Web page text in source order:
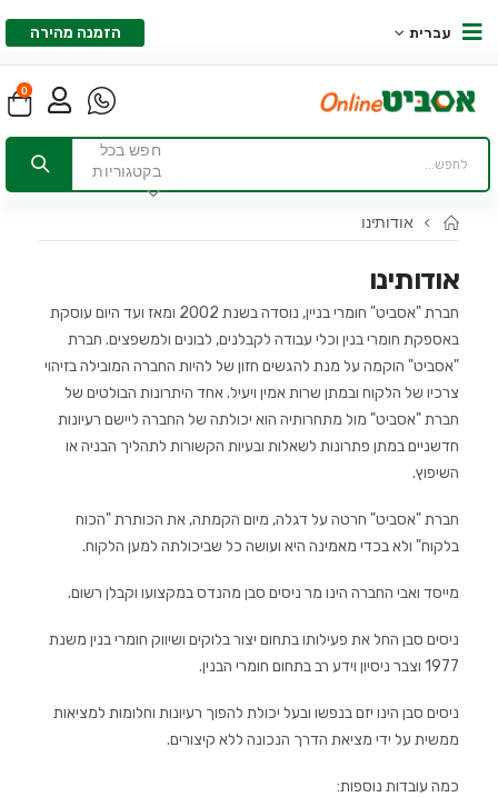
עברית הזמנה מהירה
0
חפש בכל
בקטגוריות
אודותינו
אודותינו
חברת "אסביט" חומרי בניין, נוסדה בשנת 2002 ומאז ועד היום עוסקת
באספקת חומרי בנין וכלי עבודה לקבלנים, לבונים ולמשפצים. חברת
"אסביט" הוקמה על מנת להגשים חזון של להיות החברה המובילה בזיהוי
צרכיו של הלקוח ובמתן שרות אמין ויעיל. אחד היתרונות הבולטים של
חברת "אסביט" מול מתחרותיה הוא יכולתה של החברה ליישם רעיונות
חדשניים במתן פתרונות לשאלות ובעיות הקשורות לתהליך הבניה או
השיפוץ.
חברת "אסביט" חרטה על דגלה, מיום הקמתה, את הכותרת "הכוח
בלקוח" ולא בכדי מאמינה היא ועושה כל שביכולתה למען הלקוח.
מייסד ואבי החברה הינו מר ניסים סבן מהנדס במקצועו וקבלן רשום.
ניסים סבן החל את פעילותו בתחום יצור בלוקים ושיווק חומרי בנין משנת
1977 וצבר ניסיון וידע רב בתחום חומרי הבנין.
ניסים סבן הינו יזם בנפשו ובעל יכולת להפוך רעיונות וחלומות למציאות
ממשית על ידי מציאת הדרך הנכונה ללא קיצורים.
כמה עובדות נוספות: